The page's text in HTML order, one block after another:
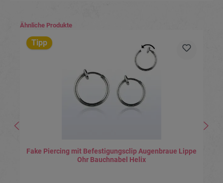
Produktgalerie überspringen
Ähnliche Produkte
Tipp
Fake Piercing mit Befestigungsclip Augenbraue Lippe
Ohr Bauchnabel Helix